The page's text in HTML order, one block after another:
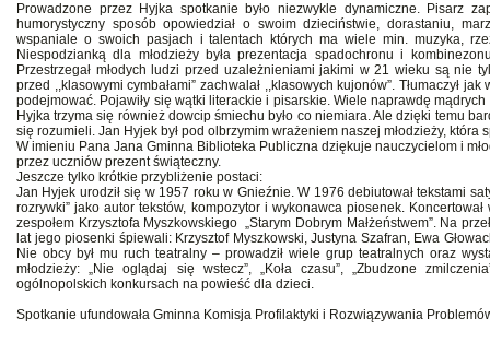
Prowadzone przez Hyjka spotkanie było niezwykle dynamiczne. Pisarz
humorystyczny sposób opowiedział o swoim dzieciństwie, dorastaniu,
wspaniale o swoich pasjach i talentach których ma wiele min. muzyka,
Niespodzianką dla młodzieży była prezentacja spadochronu i
Przestrzegał młodych ludzi przed uzależnieniami jakimi w 21 wieku są nie
przed ,,klasowymi cymbałami” zachwalał ,,klasowych kujonów”. Tłumaczył
podejmować. Pojawiły się wątki literackie i pisarskie. Wiele naprawdę
Hyjka trzyma się również dowcip śmiechu było co niemiara. Ale dzięki temu
się rozumieli. Jan Hyjek był pod olbrzymim wrażeniem naszej młodzieży, która
W imieniu Pana Jana Gminna Biblioteka Publiczna dziękuje nauczycielom i
przez uczniów prezent świąteczny.
Jeszcze tylko krótkie przybliżenie postaci:
Jan Hyjek urodził się w 1957 roku w Gnieźnie. W 1976 debiutował tekstami
rozrywki” jako autor tekstów, kompozytor i wykonawca piosenek.
zespołem Krzysztofa Myszkowskiego „Starym Dobrym Małżeństwem”. Na
lat jego piosenki śpiewali: Krzysztof Myszkowski, Justyna Szafran, Ewa
Nie obcy był mu ruch teatralny – prowadził wiele grup teatralnych oraz
młodzieży: „Nie oglądaj się wstecz”, „Koła czasu”, „Zbudzone
ogólnopolskich konkursach na powieść dla dzieci.
Spotkanie ufundowała Gminna Komisja Profilaktyki i Rozwiązywania